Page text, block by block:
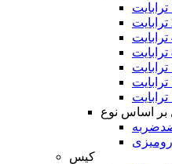
بر اساس نوع
کیس